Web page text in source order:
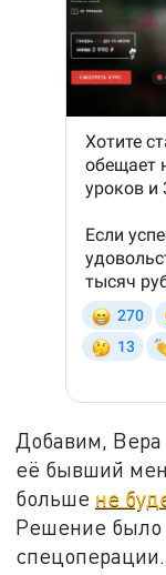
Добавим,
её бывший
больше не
Решение было